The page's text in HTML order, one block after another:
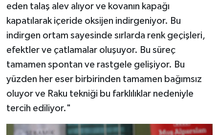
eden talaş alev alıyor ve kovanın kapağı
kapatılarak içeride oksijen indirgeniyor. Bu
indirgen ortam sayesinde sırlarda renk geçişleri,
efektler ve çatlamalar oluşuyor. Bu süreç
tamamen spontan ve rastgele gelişiyor. Bu
yüzden her eser birbirinden tamamen bağımsız
oluyor ve Raku tekniği bu farklılıklar nedeniyle
tercih ediliyor."